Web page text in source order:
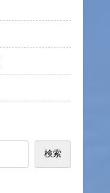
検索